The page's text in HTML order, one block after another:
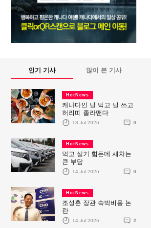
인기 기사 많이 본 기사
HotNews
캐나다인 덜 먹고 덜 쓰고
허리띠 졸라맨다
13 Jul 2026 0
HotNews
먹고 살기 힘든데 새차는
큰 부담
14 Jul 2026 0
HotNews
조성훈 장관 숙박비용 논
란
14 Jul 2026 2